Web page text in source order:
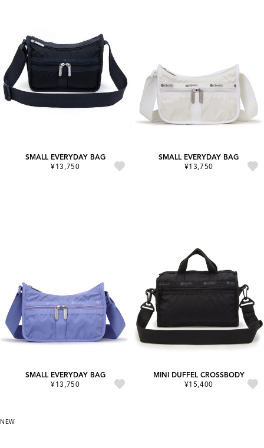
SMALL EVERYDAY BAG
¥13,750
SMALL EVERYDAY BAG
¥13,750
SMALL EVERYDAY BAG
¥13,750
MINI DUFFEL CROSSBODY
¥15,400
NEW